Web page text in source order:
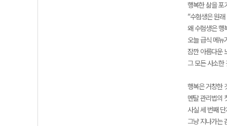
행복한 삶을 포
”수험생은 원
왜 수험생은 행
오늘 급식 메뉴
잠깐 아름다운
그 모든 사소한
행복은 거창한
멘탈 관리법의
사실 세 번째
그냥 지나가는